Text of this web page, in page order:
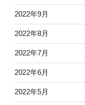
2022年9月
2022年8月
2022年7月
2022年6月
2022年5月